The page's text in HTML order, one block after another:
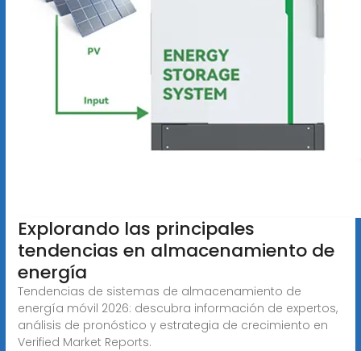
Explorando las principales
tendencias en almacenamiento de
energía
Tendencias de sistemas de almacenamiento de
energía móvil 2026: descubra información de expertos,
análisis de pronóstico y estrategia de crecimiento en
Verified Market Reports.